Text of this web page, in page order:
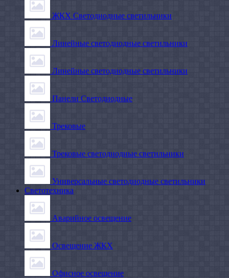
ЖКХ Светодиодные светильники
Линейные светодиодные светильники
Линейные светодиодные светильники
Панели Светодиодные
Трековые
Трековые светодиодные светильники
Универсальные светодиодные светильники
Светотехника
Аварийное освещение
Освещение ЖКХ
Офисное освещение